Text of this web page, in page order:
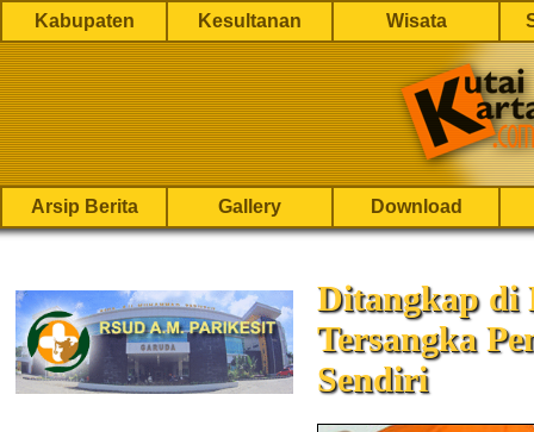
Kabupaten Kesultanan Wisata
Arsip Berita Gallery Download
Ditangkap di
Tersangka
Sendiri